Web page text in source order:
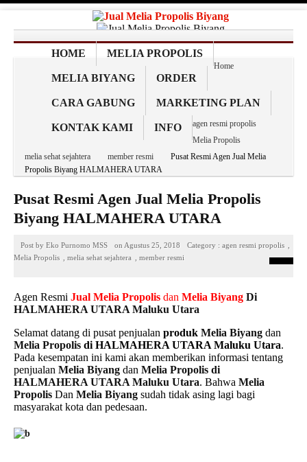
HOME MELIA PROPOLIS
MELIA BIYANG ORDER
CARA GABUNG MARKETING PLAN
KONTAK KAMI INFO
Home
agen resmi propolis
Melia Propolis
melia sehat sejahtera
member resmi
Pusat Resmi Agen Jual Melia
Propolis Biyang HALMAHERA UTARA
Pusat Resmi Agen Jual Melia Propolis
Biyang HALMAHERA UTARA
Post by Eko Purnomo MSS on Agustus 25, 2018 Category : agen resmi propolis
Melia Propolis
melia sehat sejahtera member resmi
Agen Resmi Jual Melia Propolis dan Melia Biyang Di
HALMAHERA UTARA Maluku Utara
Selamat datang di pusat penjualan produk Melia Biyang dan
Melia Propolis di HALMAHERA UTARA Maluku Utara.
Pada kesempatan ini kami akan memberikan informasi tentang
penjualan Melia Biyang dan Melia Propolis di
HALMAHERA UTARA Maluku Utara. Bahwa Melia
Propolis Dan Melia Biyang sudah tidak asing lagi bagi
masyarakat kota dan pedesaan.